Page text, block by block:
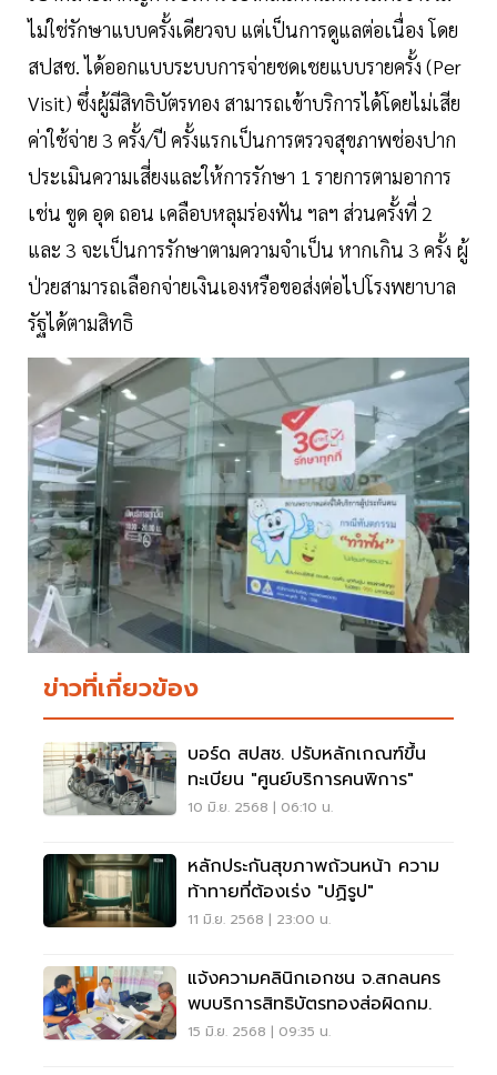
ไม่ใช่รักษาแบบครั้งเดียวจบ แต่เป็นการดูแลต่อเนื่อง โดย
สปสช. ได้ออกแบบระบบการจ่ายชดเชยแบบรายครั้ง (Per
Visit) ซึ่งผู้มีสิทธิบัตรทอง สามารถเข้าบริการได้โดยไม่เสีย
ค่าใช้จ่าย 3 ครั้ง/ปี ครั้งแรกเป็นการตรวจสุขภาพช่องปาก
ประเมินความเสี่ยงและให้การรักษา 1 รายการตามอาการ
เช่น ขูด อุด ถอน เคลือบหลุมร่องฟัน ฯลฯ ส่วนครั้งที่ 2
และ 3 จะเป็นการรักษาตามความจำเป็น หากเกิน 3 ครั้ง ผู้
ป่วยสามารถเลือกจ่ายเงินเองหรือขอส่งต่อไปโรงพยาบาล
รัฐได้ตามสิทธิ
ข่าวที่เกี่ยวข้อง
บอร์ด สปสช. ปรับหลักเกณฑ์ขึ้น
ทะเบียน "ศูนย์บริการคนพิการ"
10 มิ.ย. 2568 | 06:10 น.
หลักประกันสุขภาพถ้วนหน้า ความ
ท้าทายที่ต้องเร่ง "ปฏิรูป"
11 มิ.ย. 2568 | 23:00 น.
แจ้งความคลินิกเอกชน จ.สกลนคร
พบบริการสิทธิบัตรทองส่อผิดกม.
15 มิ.ย. 2568 | 09:35 น.